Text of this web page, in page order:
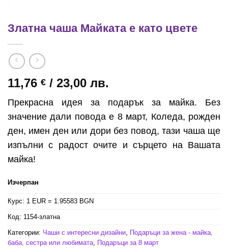
Златна чаша Майката е като цвете
11,76 € / 23,00 лв.
Прекрасна идея за подарък за майка. Без
значение дали повода е 8 март, Коледа, рожден
ден, имен ден или дори без повод, тази чаша ще
изпълни с радост очите и сърцето на Вашата
майка!
Изчерпан
Курс: 1 EUR = 1.95583 BGN
Код: 1154-златна
Категории: Чаши с интересни дизайни Подаръци за жена - майка,
баба, сестра или любимата Подаръци за 8 март